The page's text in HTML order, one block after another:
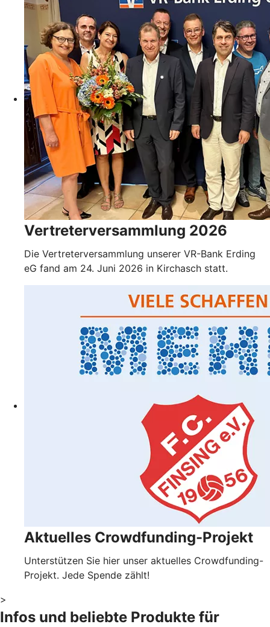
Vertreterversammlung 2026
Die Vertreterversammlung unserer VR-Bank Erding
eG fand am 24. Juni 2026 in Kirchasch statt.
Aktuelles Crowdfunding-Projekt
Unterstützen Sie hier unser aktuelles Crowdfunding-
Projekt. Jede Spende zählt!
>
Infos und beliebte Produkte für